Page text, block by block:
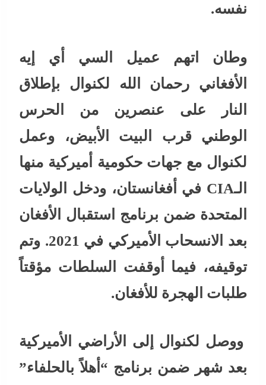
نفسه.
وطان اتهم عميل السي أي إيه
الأفغاني رحمان الله لكنوال بإطلاق
النار على عنصرين من الحرس
الوطني قرب البيت الأبيض، وعمل
لكنوال مع جهات حكومية أميركية منها
الـCIA في أفغانستان، ودخل الولايات
المتحدة ضمن برنامج استقبال الأفغان
بعد الانسحاب الأميركي في 2021. وتم
توقيفه، فيما أوقفت السلطات مؤقتاً
طلبات الهجرة للأفغان.
ووصل لكنوال إلى الأراضي الأميركية
بعد شهر ضمن برنامج “أهلاً بالحلفاء”